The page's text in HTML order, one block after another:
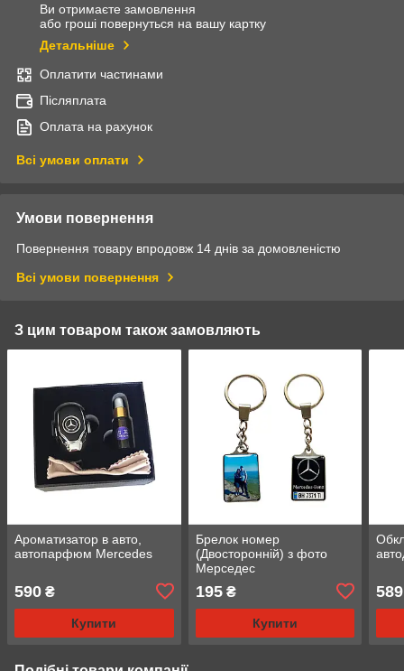
Ви отримаєте замовлення
або гроші повернуться на вашу картку
Детальніше
Оплатити частинами
Післяплата
Оплата на рахунок
Всі умови оплати
Умови повернення
Повернення товару впродовж 14 днів за домовленістю
Всі умови повернення
З цим товаром також замовляють
Ароматизатор в авто,
автопарфюм Mercedes
590 ₴
Купити
Брелок номер
(Двосторонній) з фото
Мерседес
195₴
Купити
589